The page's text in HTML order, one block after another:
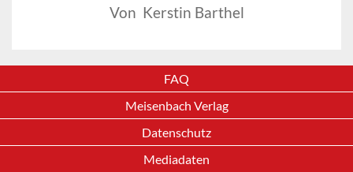
Von Kerstin Barthel
FAQ
Meisenbach Verlag
Datenschutz
Mediadaten